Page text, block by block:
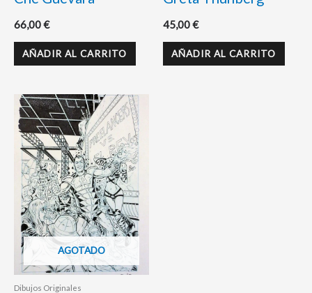
66,00€
AÑADIR AL CARRITO
45,00€
AÑADIR AL CARRITO
AGOTADO
Dibujos Originales